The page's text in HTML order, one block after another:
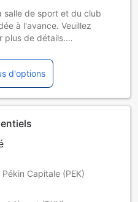
salle de sport et du club
à l'avance. Veuillez
plus de détails.
de toilette jetables.
mis à jour, merci de vous
restaurants, du spa,
ajustées et mises à jour
sont strictement
avec le contrôle de
a été traduit
requise pour le club pour
d'options
Capitale (PEK)